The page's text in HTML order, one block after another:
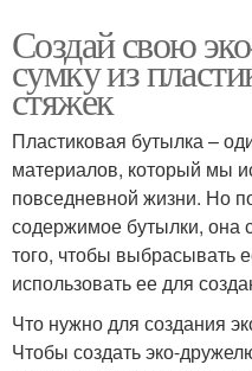
Создай свою
сумку из
стяжек
Пластиковая бутылка –
материалов, который мы
повседневной жизни. Но
содержимое бутылки, она
того, чтобы выбрасывать
использовать ее для
Что нужно для создания
Чтобы создать эко-